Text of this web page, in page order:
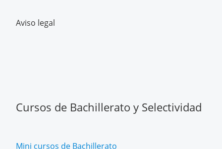
Aviso legal
Cursos de Bachillerato y Selectividad
Mini cursos de Bachillerato